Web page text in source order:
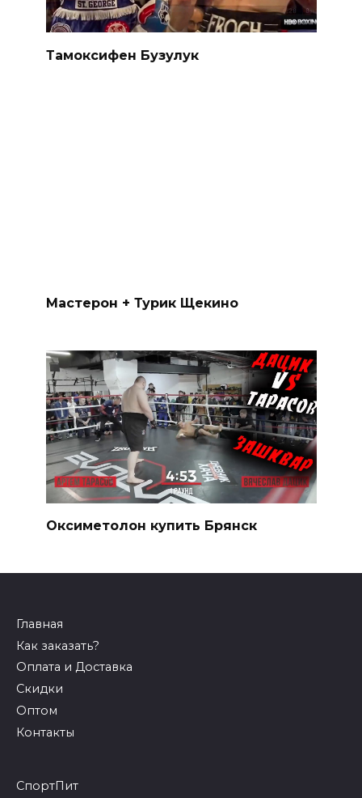
Тамоксифен Бузулук
Мастерон + Турик Щекино
Оксиметолон купить Брянск
Главная
Как заказать?
Оплата и Доставка
Скидки
Оптом
Контакты
СпортПит